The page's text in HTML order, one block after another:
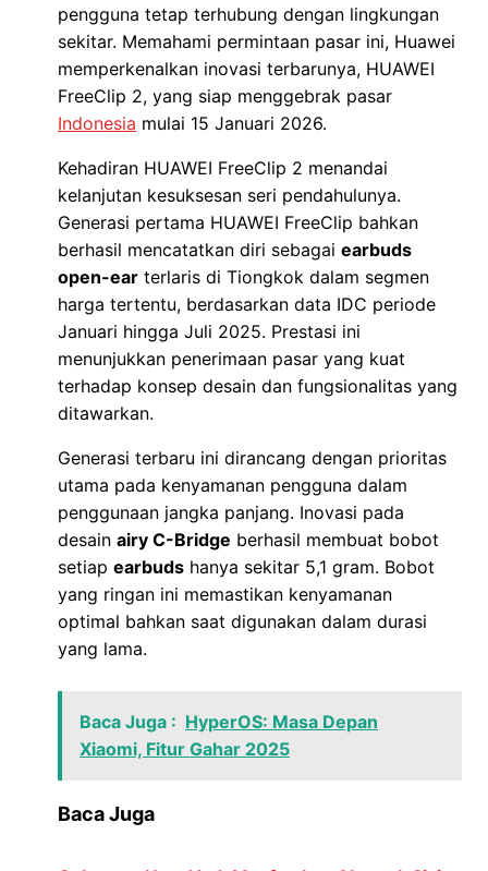
pengguna tetap terhubung dengan lingkungan
sekitar. Memahami permintaan pasar ini, Huawei
memperkenalkan inovasi terbarunya, HUAWEI
FreeClip 2, yang siap menggebrak pasar
Indonesia mulai 15 Januari 2026.
Kehadiran HUAWEI FreeClip 2 menandai
kelanjutan kesuksesan seri pendahulunya.
Generasi pertama HUAWEI FreeClip bahkan
berhasil mencatatkan diri sebagai earbuds
open-ear terlaris di Tiongkok dalam segmen
harga tertentu, berdasarkan data IDC periode
Januari hingga Juli 2025. Prestasi ini
menunjukkan penerimaan pasar yang kuat
terhadap konsep desain dan fungsionalitas yang
ditawarkan.
Generasi terbaru ini dirancang dengan prioritas
utama pada kenyamanan pengguna dalam
penggunaan jangka panjang. Inovasi pada
desain airy C-Bridge berhasil membuat bobot
setiap earbuds hanya sekitar 5,1 gram. Bobot
yang ringan ini memastikan kenyamanan
optimal bahkan saat digunakan dalam durasi
yang lama.
Baca Juga : HyperOS: Masa Depan
Xiaomi, Fitur Gahar 2025
Baca Juga